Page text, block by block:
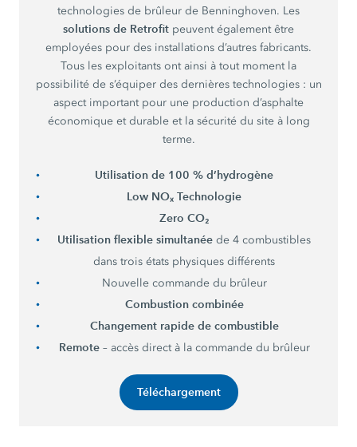
technologies de brûleur de Benninghoven. Les
solutions de Retrofit peuvent également être
employées pour des installations d’autres fabricants.
Tous les exploitants ont ainsi à tout moment la
possibilité de s’équiper des dernières technologies : un
aspect important pour une production d’asphalte
économique et durable et la sécurité du site à long
terme.
Utilisation de 100 % d’hydrogène
Low NOₓ Technologie
Zero CO₂
Utilisation flexible simultanée de 4 combustibles
dans trois états physiques différents
Nouvelle commande du brûleur
Combustion combinée
Changement rapide de combustible
Remote– accès direct à la commande du brûleur
Téléchargement